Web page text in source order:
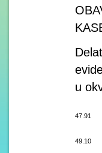
u
47.91
49.10